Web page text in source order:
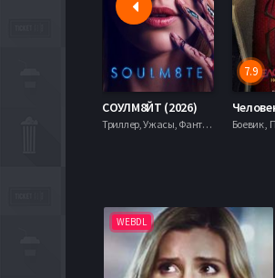
СОУЛМ8ЙТ (2026)
Триллер, Ужасы, Фантастика,
7.9
WEBDL